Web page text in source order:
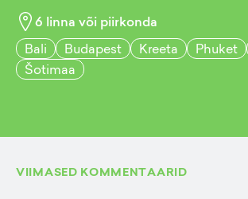
6 linna või piirkonda
Bali
Budapest Kreeta Phuket
Šotimaa
VIIMASED KOMMENTAARID